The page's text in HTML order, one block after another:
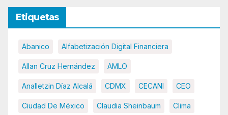
Etiquetas
Abanico Alfabetización Digital Financiera
Allan Cruz Hernández AMLO
Analletzin Díaz Alcalá CDMX CECANI CEO
Ciudad De México Claudia Sheinbaum Clima